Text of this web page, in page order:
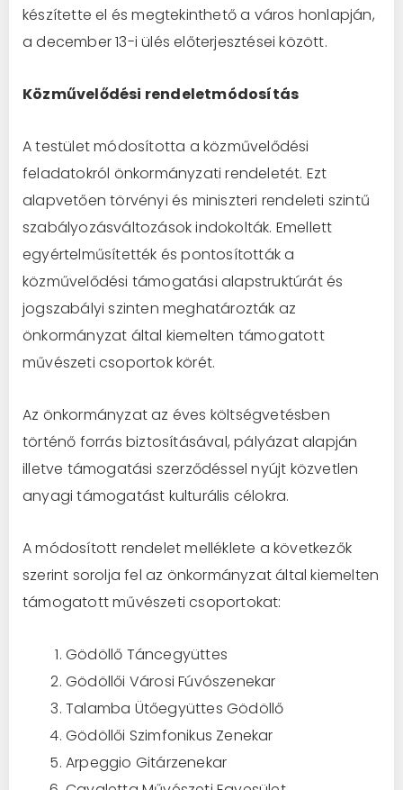
készítette el és megtekinthető a város honlapján,
a december 13-i ülés előterjesztései között.
Közművelődési rendeletmódosítás
A testület módosította a közművelődési
feladatokról önkormányzati rendeletét. Ezt
alapvetően törvényi és miniszteri rendeleti szintű
szabályozásváltozások indokolták. Emellett
egyértelműsítették és pontosították a
közművelődési támogatási alapstruktúrát és
jogszabályi szinten meghatározták az
önkormányzat által kiemelten támogatott
művészeti csoportok körét.
Az önkormányzat az éves költségvetésben
történő forrás biztosításával, pályázat alapján
illetve támogatási szerződéssel nyújt közvetlen
anyagi támogatást kulturális célokra.
A módosított rendelet melléklete a következők
szerint sorolja fel az önkormányzat által kiemelten
támogatott művészeti csoportokat:
Gödöllő Táncegyüttes
Gödöllői Városi Fúvószenekar
Talamba Ütőegyüttes Gödöllő
Gödöllői Szimfonikus Zenekar
Arpeggio Gitárzenekar